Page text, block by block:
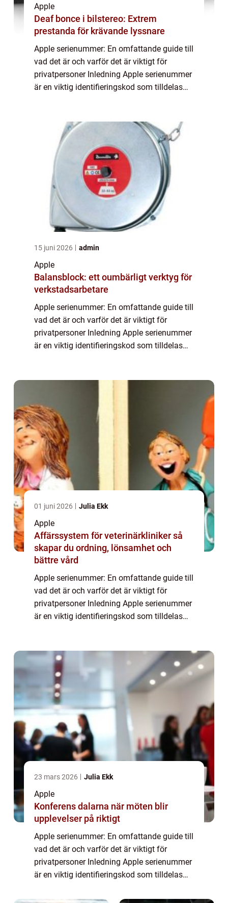
Apple
Deaf bonce i bilstereo: Extrem
prestanda för krävande lyssnare
Apple serienummer: En omfattande guide till
vad det är och varför det är viktigt för
privatpersoner Inledning Apple serienummer
är en viktig identifieringskod som tilldelas
15 juni 2026 admin
Apple
Balansblock: ett oumbärligt verktyg för
verkstadsarbetare
Apple serienummer: En omfattande guide till
vad det är och varför det är viktigt för
privatpersoner Inledning Apple serienummer
är en viktig identifieringskod som tilldelas
01 juni 2026 Julia Ekk
Apple
Affärssystem för veterinärkliniker så
skapar du ordning, lönsamhet och
bättre vård
Apple serienummer: En omfattande guide till
vad det är och varför det är viktigt för
privatpersoner Inledning Apple serienummer
är en viktig identifieringskod som tilldelas
23 mars 2026 Julia Ekk
Apple
Konferens dalarna när möten blir
upplevelser på riktigt
Apple serienummer: En omfattande guide till
vad det är och varför det är viktigt för
privatpersoner Inledning Apple serienummer
är en viktig identifieringskod som tilldelas
fungerar som ett unikt fingeravt...